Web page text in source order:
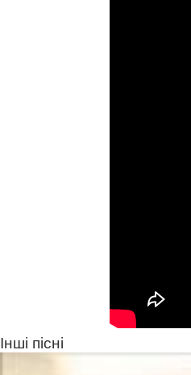
Інші пісні